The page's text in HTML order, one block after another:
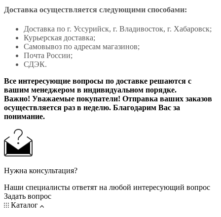
Доставка осуществляется следующими способами:
Доставка по г. Уссурийск, г. Владивосток, г. Хабаровск;
Курьерская доставка;
Самовывоз по адресам магазинов;
Почта России;
СДЭК.
Все интересующие вопросы по доставке решаются с
вашим менеджером в индивидуальном порядке.
Важно! Уважаемые покупатели! Отправка ваших заказов
осуществляется раз в неделю. Благодарим Вас за
понимание.
Нужна консультация?
Наши специалисты ответят на любой интересующий вопрос
Задать вопрос
Каталог